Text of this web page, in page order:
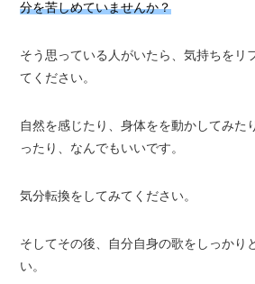
分を苦しめていませんか？
そう思っている人がいたら、気持ちをリ
てください。
自然を感じたり、身体をを動かしてみた
ったり、なんでもいいです。
気分転換をしてみてください。
そしてその後、自分自身の歌をしっかり
い。